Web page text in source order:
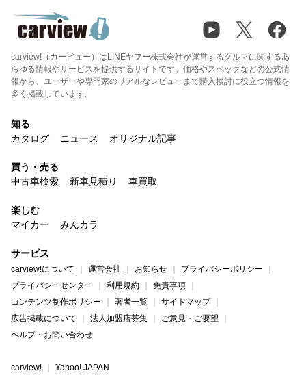
carview!（カービュー）はLINEヤフー株式会社が運営するクルマに関するあ
らゆる情報やサービスを提供するサイトです。価格やスペックなどの公式情
報から、ユーザーや専門家のリアルなレビューまで購入検討に役立つ情報を
多く掲載しています。
知る
カタログ
ニュース オリジナル記事
買う・売る
中古車検索
新車見積り 車買取
楽しむ
マイカー
みんカラ
サービス
carview!について 運営会社 お知らせ
プライバシーポリシー
プライバシーセンター
利用規約
免責事項
コンテンツ制作ポリシー
著者一覧
サイトマップ
広告掲載について
法人加盟店募集
ご意見・ご要望
ヘルプ・お問い合わせ
carview! Yahoo! JAPAN